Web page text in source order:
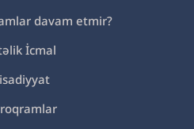
davam etmir?
İcmal